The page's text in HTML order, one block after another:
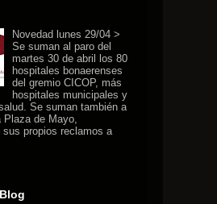
Novedad lunes 29/04 >
Se suman al paro del
martes 30 de abril los 80
hospitales bonaerenses
del gremio CICOP, más
hospitales municipales y
Se suman también a
Plaza de Mayo,
sus propios reclamos a